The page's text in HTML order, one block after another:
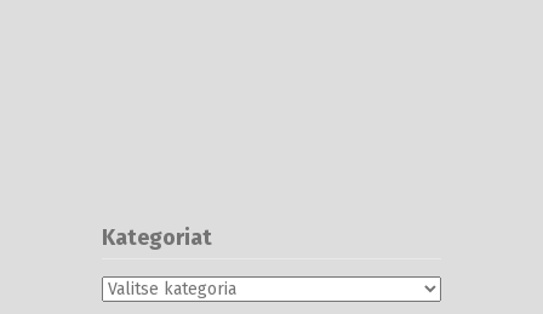
Kategoriat
Kategoriat